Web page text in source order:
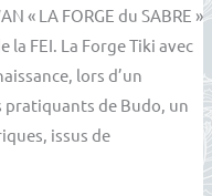
« LA FORGE du SABRE »
FEI. La Forge Tiki avec
lors d’un
pratiquants de Budo, un
issus de